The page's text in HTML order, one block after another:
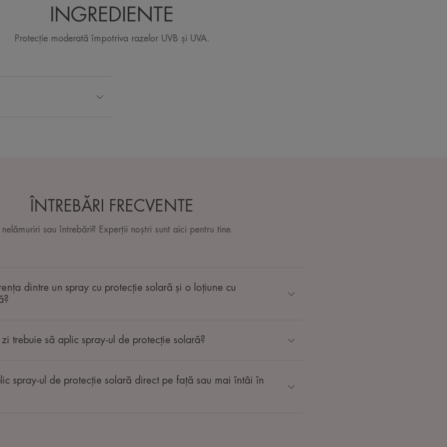
INGREDIENTE
Protecție moderată împotriva razelor UVB și UVA.
ÎNTREBĂRI FRECVENTE
sau întrebări? Experții noștri sunt aici pentru tine.
dintre un spray cu protecție solară și o loțiune cu
trebuie să aplic spray-ul de protecție solară?
spray-ul de protecție solară direct pe față sau mai întâi în